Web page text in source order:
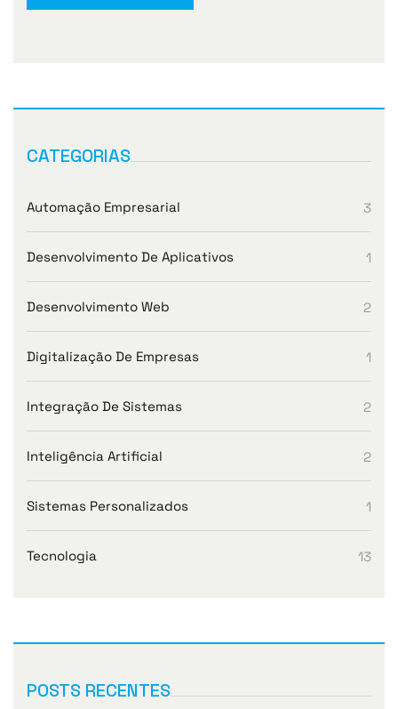
CATEGORIAS
Automação Empresarial 3
Desenvolvimento De Aplicativos 1
Desenvolvimento Web 2
Digitalização De Empresas 1
Integração De Sistemas 2
Inteligência Artificial 2
Sistemas Personalizados 1
Tecnologia 13
POSTS RECENTES